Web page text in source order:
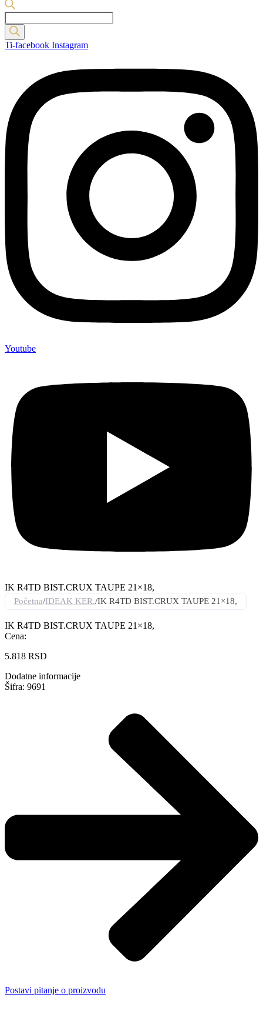
Products
search
Ti-facebook Instagram
Youtube
IK R4TD BIST.CRUX TAUPE 21×18,
Početna/IDEAK KER./IK R4TD BIST.CRUX TAUPE 21×18,
IK R4TD BIST.CRUX TAUPE 21×18,
Cena:
5.818 RSD
Dodatne informacije
Šifra: 9691
Postavi pitanje o proizvodu